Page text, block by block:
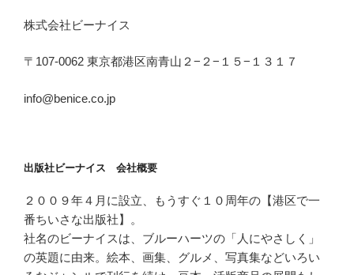
株式会社ビーナイス
〒107-0062 東京都港区南青山２−２−１５−１３１７
info@benice.co.jp
出版社ビーナイス 会社概要
２００９年４月に設立、もうすぐ１０周年の【港区で一
番ちいさな出版社】。
社名のビーナイスは、ブルーハーツの「人にやさしく」
の英題に由来。絵本、画集、グルメ、写真集などいろい